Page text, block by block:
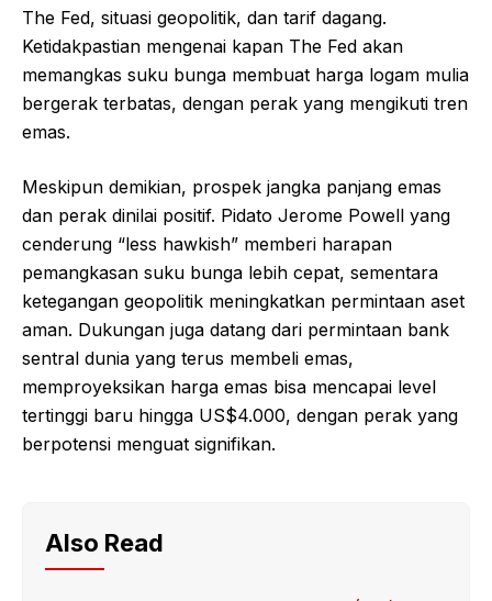
The Fed, situasi geopolitik, dan tarif dagang.
Ketidakpastian mengenai kapan The Fed akan
memangkas suku bunga membuat harga logam mulia
bergerak terbatas, dengan perak yang mengikuti tren
emas.
Meskipun demikian, prospek jangka panjang emas
dan perak dinilai positif. Pidato Jerome Powell yang
cenderung “less hawkish” memberi harapan
pemangkasan suku bunga lebih cepat, sementara
ketegangan geopolitik meningkatkan permintaan aset
aman. Dukungan juga datang dari permintaan bank
sentral dunia yang terus membeli emas,
memproyeksikan harga emas bisa mencapai level
tertinggi baru hingga US$4.000, dengan perak yang
berpotensi menguat signifikan.
Also Read